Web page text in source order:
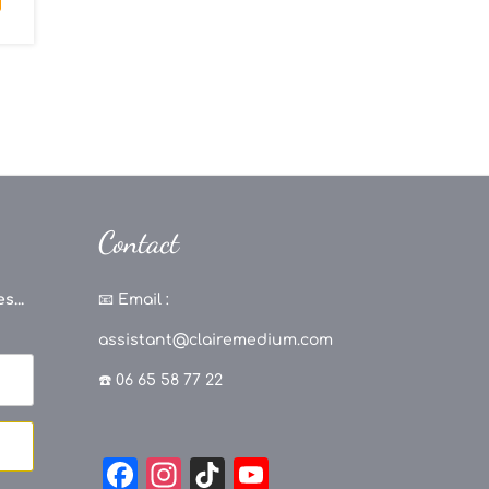
Contact
📧 Email :
assistant@clairemedium.com
☎️ 06 65 58 77 22
F In Ti